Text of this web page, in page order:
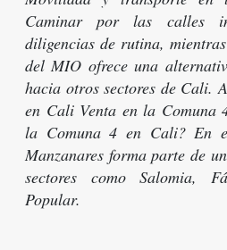
Caminar por las calles
diligencias de rutina,
del MIO ofrece una
hacia otros sectores de Cali.
en Cali Venta en la Comuna
la Comuna 4 en Cali? En
Manzanares forma parte de
sectores como Salomia,
Popular.